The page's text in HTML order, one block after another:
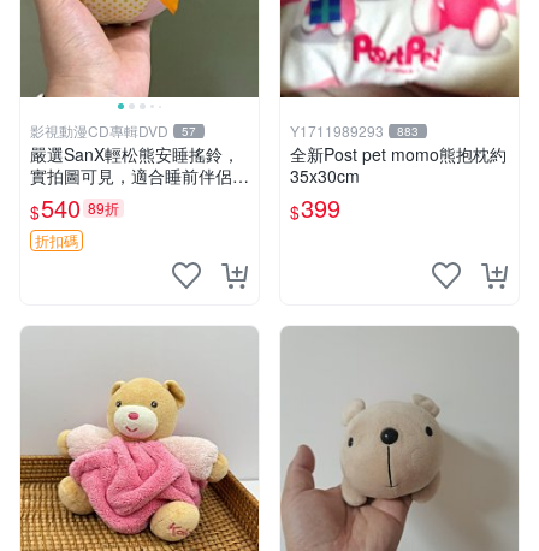
影視動漫CD專輯DVD 57
嚴選SanX輕松熊安睡搖鈴，
實拍圖可見，適合睡前伴侶，
Picks安撫好物 0325 懸吊 電
腦
$540 89折
折扣碼
Y1711989293 883
全新Post pet momo熊抱枕約
35x30cm
$399